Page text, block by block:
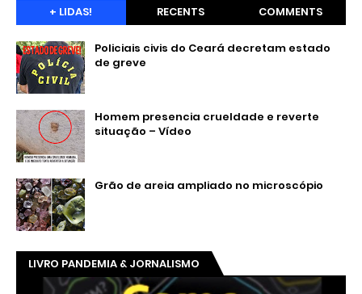
+ LIDAS! RECENTS COMMENTS
Policiais civis do Ceará decretam estado
de greve
Homem presencia crueldade e reverte
situação – Vídeo
Grão de areia ampliado no microscópio
LIVRO PANDEMIA & JORNALISMO